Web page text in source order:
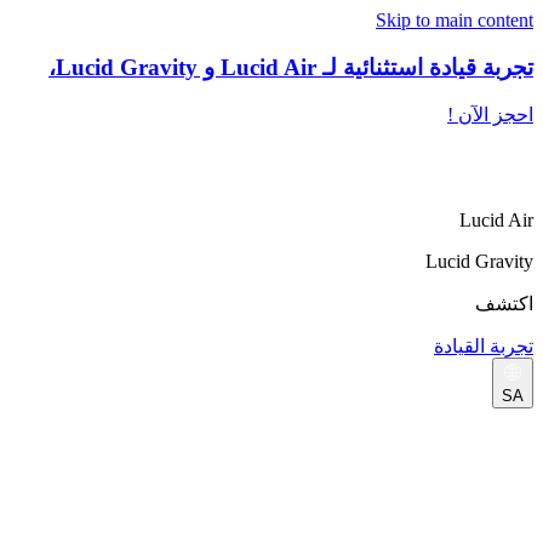
Skip to main content
تجربة قيادة استثنائية لـ Lucid Air و Lucid Gravity،
احجز الآن !
Lucid Air
Lucid Gravity
اكتشف
تجربة القيادة
SA